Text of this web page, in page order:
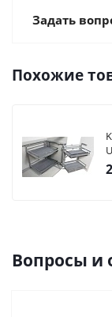
Задать
Похожие
Вопросы и